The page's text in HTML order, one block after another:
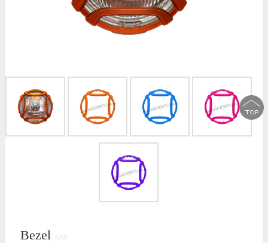
Bezel │RIM